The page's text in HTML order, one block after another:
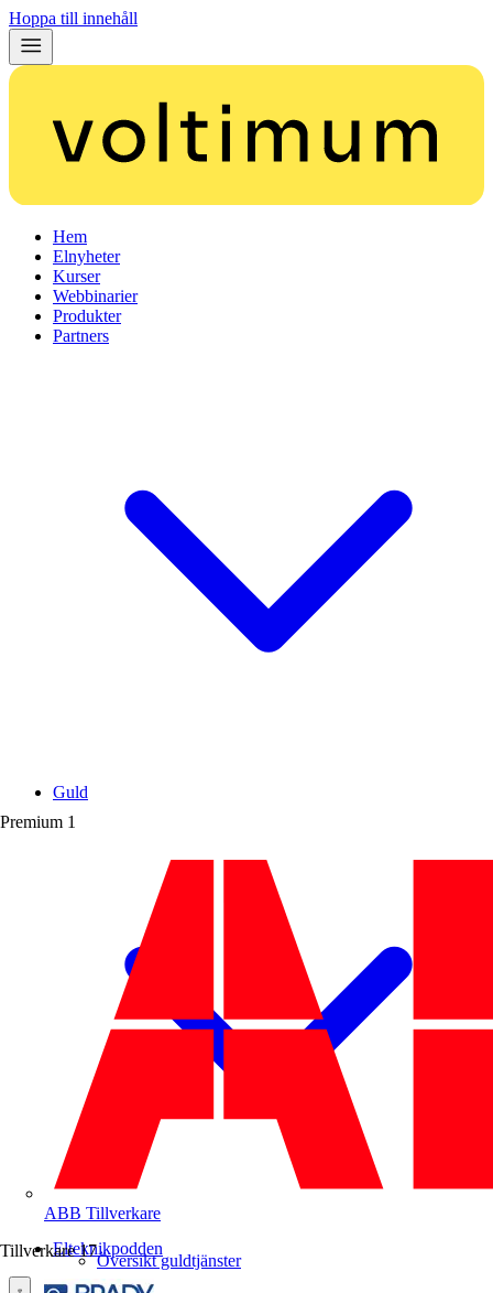
Hoppa till innehåll
Hem
Elnyheter
Kurser
Webbinarier
Produkter
Partners
Premium 1
ABB Tillverkare
Tillverkare 17
Guld
Översikt guldtjänster
Elteknikpodden